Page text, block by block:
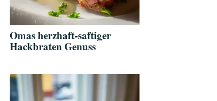
Omas herzhaft-saftiger
Hackbraten Genuss